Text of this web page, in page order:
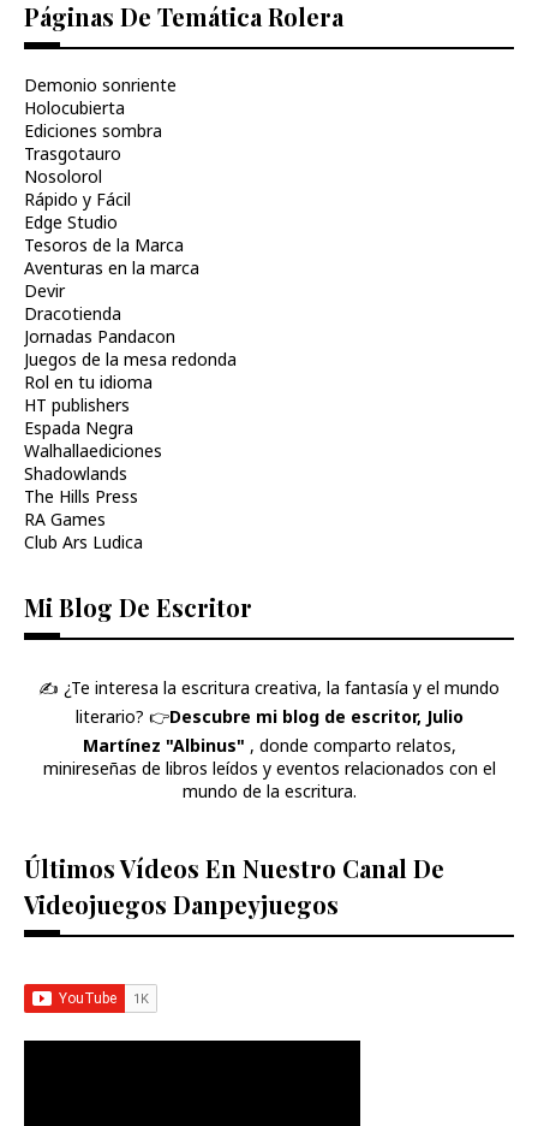
Páginas De Temática Rolera
Demonio sonriente
Holocubierta
Ediciones sombra
Trasgotauro
Nosolorol
Rápido y Fácil
Edge Studio
Tesoros de la Marca
Aventuras en la marca
Devir
Dracotienda
Jornadas Pandacon
Juegos de la mesa redonda
Rol en tu idioma
HT publishers
Espada Negra
Walhallaediciones
Shadowlands
The Hills Press
RA Games
Club Ars Ludica
Mi Blog De Escritor
✍️ ¿Te interesa la escritura creativa, la fantasía y el mundo
literario? 👉​Descubre mi blog de escritor, Julio
Martínez "Albinus" , donde comparto relatos,
minireseñas de libros leídos y eventos relacionados con el
mundo de la escritura.
Últimos Vídeos En Nuestro Canal De
Videojuegos Danpeyjuegos